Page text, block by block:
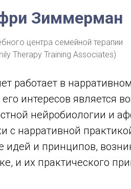
Зиммерман
центра семейной терапии
Therapy Training Associates)
работает в
интересов является
нейробиологии и
с нарративной
идей и принципов,
и их практического